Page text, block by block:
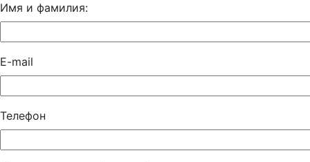
Имя и фамилия:
E-mail
Телефон